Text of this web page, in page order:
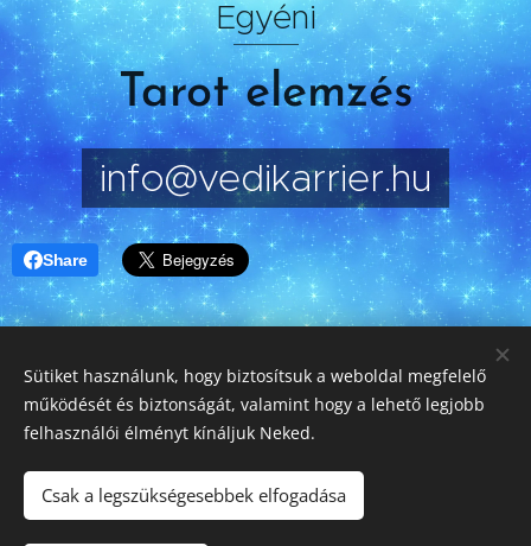
Egyéni
Tarot elemzés
info@vedikarrier.hu
Share
Csatlakozz a VediKarrierInstagram ésFacebookoldalához.
Copyright © Szarka Dóra
Sütiket használunk, hogy biztosítsuk a weboldal megfelelő
működését és biztonságát, valamint hogy a lehető legjobb
felhasználói élményt kínáljuk Neked.
Csak a legszükségesebbek elfogadása